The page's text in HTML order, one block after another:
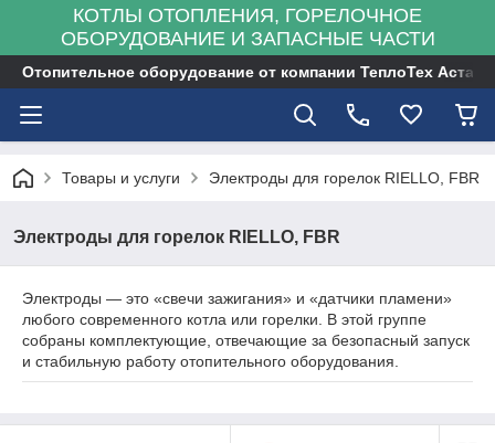
КОТЛЫ ОТОПЛЕНИЯ, ГОРЕЛОЧНОЕ
ОБОРУДОВАНИЕ И ЗАПАСНЫЕ ЧАСТИ
Отопительное оборудование от компании ТеплоТех Астана
Товары и услуги Электроды для горелок RIELLO, FBR
Электроды для горелок RIELLO, FBR
Электроды — это «свечи зажигания» и «датчики пламени»
любого современного котла или горелки. В этой группе
собраны комплектующие, отвечающие за безопасный запуск
и стабильную работу отопительного оборудования.